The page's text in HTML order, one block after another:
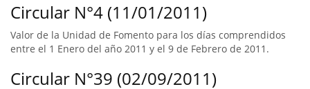
Circular N°4 (11/01/2011)
Valor de la Unidad de Fomento para los días comprendidos
entre el 1 Enero del año 2011 y el 9 de Febrero de 2011.
Circular N°39 (02/09/2011)